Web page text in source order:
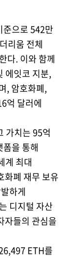
준으로 542만
리움 전체
다. 이와 함께
에잇코 지분,
, 암호화폐,
억 달러에
가치는 95억
을 통해
계 최대
화폐 재무 보유
하게
디지털 자산
자들의 관심을
ETH를